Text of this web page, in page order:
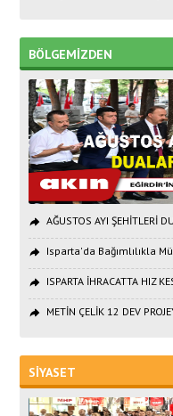
BÖLGEMİZDEN
AĞUSTOS AYI ŞEHİTLERİ
Isparta'da Bağımlılıkla
ISPARTA İHRACATTA HIZ
METİN ÇELİK 12 DEV
SİYASET